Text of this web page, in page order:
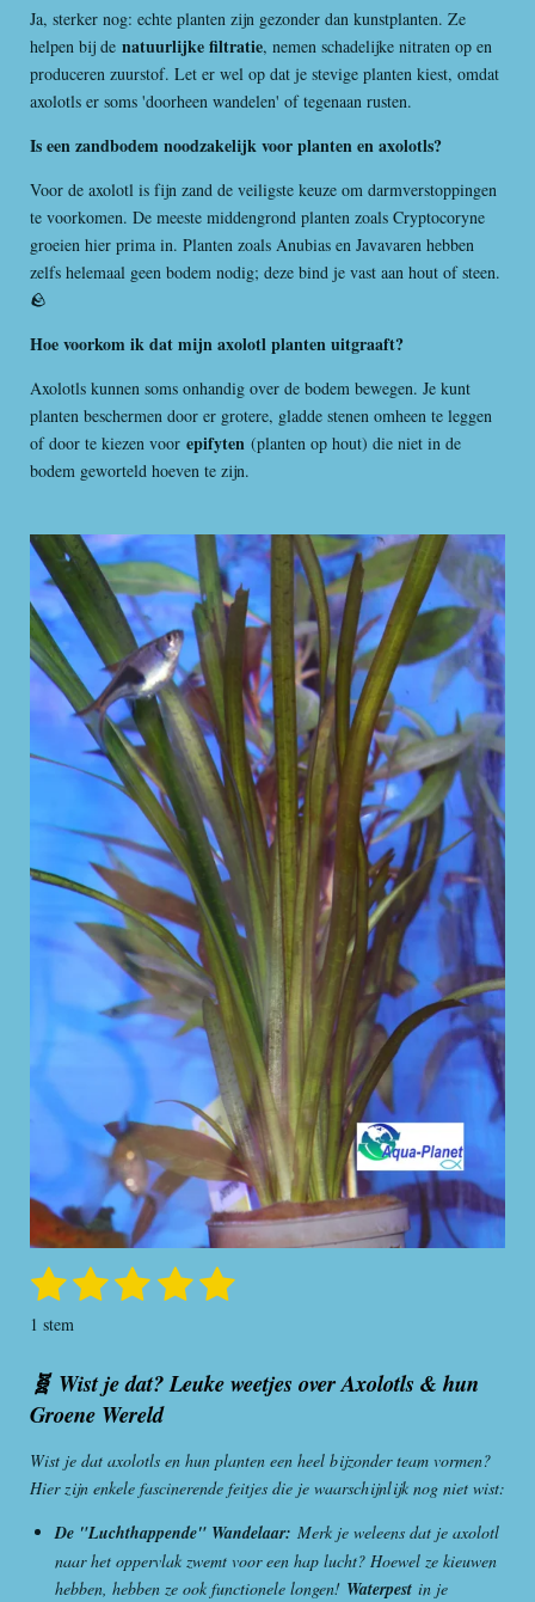
Ja, sterker nog: echte planten zijn gezonder dan kunstplanten. Ze
helpen bij de natuurlijke filtratie, nemen schadelijke nitraten op en
produceren zuurstof. Let er wel op dat je stevige planten kiest, omdat
axolotls er soms 'doorheen wandelen' of tegenaan rusten.
Is een zandbodem noodzakelijk voor planten en axolotls?
Voor de axolotl is fijn zand de veiligste keuze om darmverstoppingen
te voorkomen. De meeste middengrond planten zoals Cryptocoryne
groeien hier prima in. Planten zoals Anubias en Javavaren hebben
zelfs helemaal geen bodem nodig; deze bind je vast aan hout of steen.
🪨
Hoe voorkom ik dat mijn axolotl planten uitgraaft?
Axolotls kunnen soms onhandig over de bodem bewegen. Je kunt
planten beschermen door er grotere, gladde stenen omheen te leggen
of door te kiezen voor epifyten (planten op hout) die niet in de
bodem geworteld hoeven te zijn.
R
t
n
g
5
s
1
s
e
r
2
s
e
r
r
e
n
3
e
r
r
e
n
4
e
r
r
e
n
5
e
r
e
n
S
e
1 stem
🧬 Wist je dat? Leuke weetjes over Axolotls & hun
Groene Wereld
Wist je dat axolotls en hun planten een heel bijzonder team vormen?
Hier zijn enkele fascinerende feitjes die je waarschijnlijk nog niet wist:
De "Luchthappende" Wandelaar: Merk je weleens dat je axolotl
naar het oppervlak zwemt voor een hap lucht? Hoewel ze kieuwen
hebben, hebben ze ook functionele longen! Waterpest in je